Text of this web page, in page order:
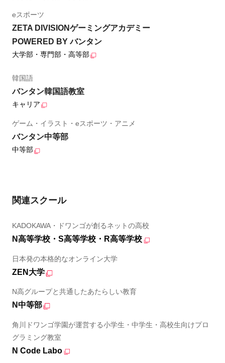
eスポーツ
ZETA DIVISIONゲーミングアカデミー
POWERED BY バンタン
大学部・専門部・高等部
韓国語
バンタン韓国語教室
キャリア
ゲーム・イラスト・eスポーツ・アニメ
バンタン中等部
中等部
関連スクール
KADOKAWA・ドワンゴが創るネットの高校
N高等学校・S高等学校・R高等学校
日本発の本格的なオンライン大学
ZEN大学
N高グループと共通したあたらしい教育
N中等部
角川ドワンゴ学園が運営する小学生・中学生・高校生向けプロ
グラミング教室
N Code Labo